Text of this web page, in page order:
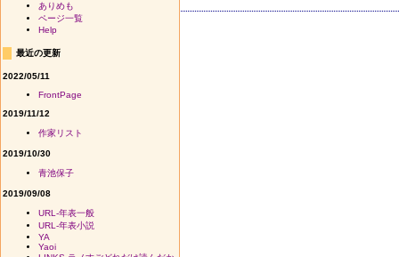
ありめも
ページ一覧
Help
最近の更新
2022/05/11
FrontPage
2019/11/12
作家リスト
2019/10/30
青池保子
2019/09/08
URL-年表一般
URL-年表小説
YA
Yaoi